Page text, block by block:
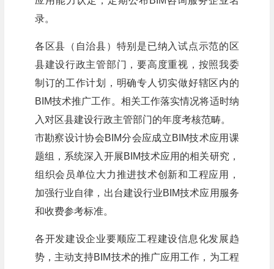
录。
各区县（自治县）特别是已纳入试点示范的区
县建设行政主管部门，要高度重视，按照我委
制订的工作计划，明确专人切实做好辖区内的
BIM技术推广工作。相关工作落实情况将适时纳
入对区县建设行政主管部门的年度考核范畴。
市勘察设计协会BIM分会应成立BIM技术应用课
题组，系统深入开展BIM技术应用的相关研究，
组织会员单位大力推进技术创新和工程应用，
加强行业自律，出台建设行业BIM技术应用服务
和收费参考标准。
各开发建设企业要顺应工程建设信息化发展趋
势，主动支持BIM技术的推广应用工作，为工程